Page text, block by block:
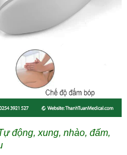
động, xung, nhào, đấm,